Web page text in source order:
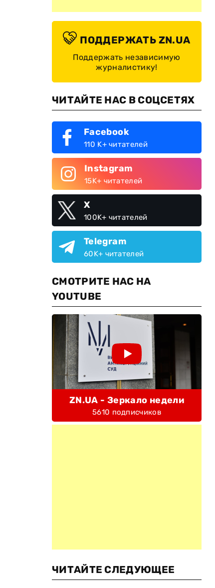
ПОДДЕРЖАТЬ ZN.UA
Поддержать независимую
журналистику!
ЧИТАЙТЕ НАС В СОЦСЕТЯХ
Facebook
110 K+ читателей
Instagram
15K+ читателей
X
100K+ читателей
Telegram
60K+ читателей
СМОТРИТЕ НАС НА
YOUTUBE
ZN.UA - Зеркало недели
5610 подписчиков
ЧИТАЙТЕ СЛЕДУЮЩЕЕ